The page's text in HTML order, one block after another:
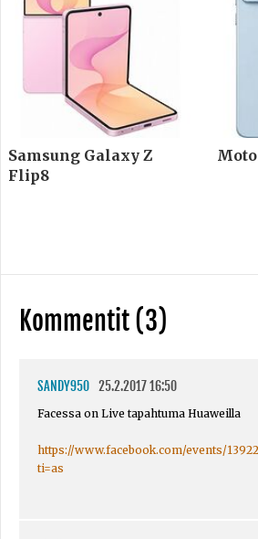
Samsung Galaxy Z
Flip8
Kommentit (3)
SANDY950 25.2.2017 16:50
Facessa on Live tapahtuma Huaweilla
https://www.facebook.com/events/
ti=as